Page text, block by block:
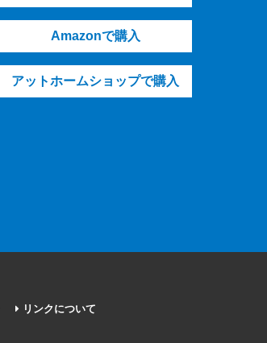
Amazonで購入
アットホームショップで購入
リンクについて